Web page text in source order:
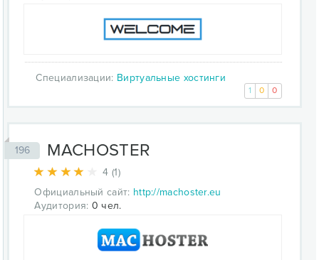
Специализации: Виртуальные хостинги
1 0 0
196 MACHOSTER
4 (1)
Официальный сайт: http://machoster.eu
Аудитория: 0 чел.